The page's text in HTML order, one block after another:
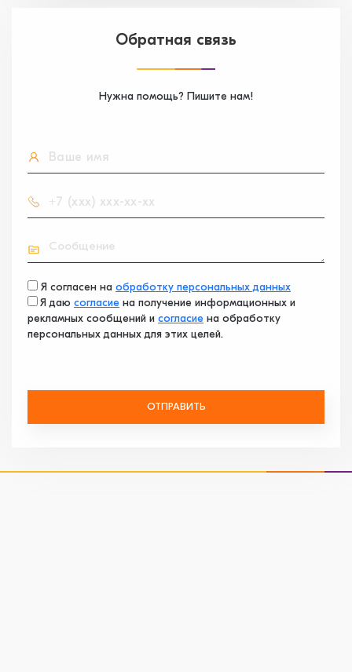
Обратная связь
Нужна помощь? Пишите нам!
Я согласен на обработку персональных данных
Я даю согласие на получение информационных и
рекламных сообщений и согласие на обработку
персональных данных для этих целей.
ОТПРАВИТЬ